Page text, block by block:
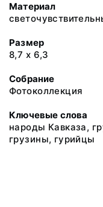
Материал
Размер
8,7 х 6,3
Собрание
Фотоколлекция
Ключевые слова
народы Кавказа,
грузины, гурийцы